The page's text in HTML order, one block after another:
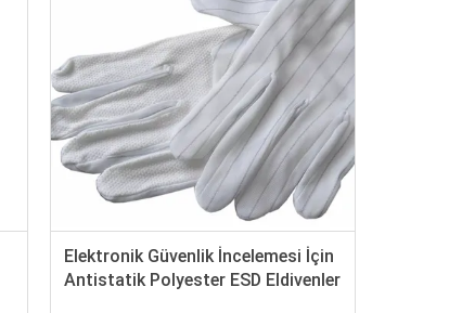
Elektronik Güvenlik İncelemesi İçin
Antistatik Polyester ESD Eldivenler